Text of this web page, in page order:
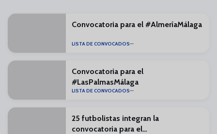
Convocatoria para el #AlmeríaMálaga
LISTA DE CONVOCADOS
Convocatoria para el
#LasPalmasMálaga
LISTA DE CONVOCADOS
25 futbolistas integran la
convocatoria para el